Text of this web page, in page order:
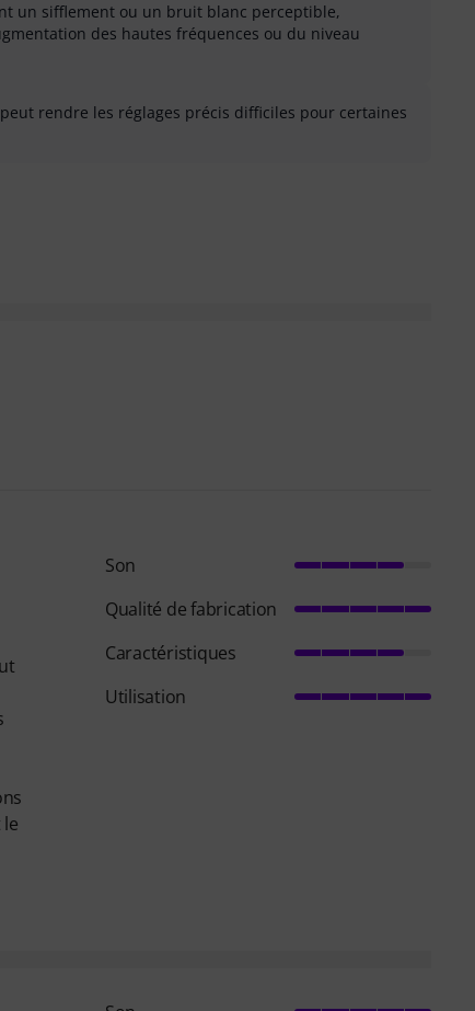
un sifflement ou un bruit blanc perceptible,
des hautes fréquences ou du niveau
rendre les réglages précis difficiles pour certaines
Son
Qualité de fabrication
Caractéristiques
Utilisation